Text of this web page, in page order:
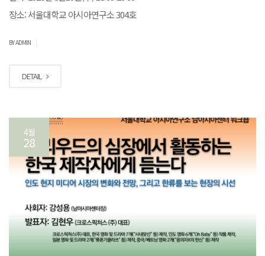
장소: 서울대학교 아시아연구소 304호
BY ADMIN
DETAIL
4월
28